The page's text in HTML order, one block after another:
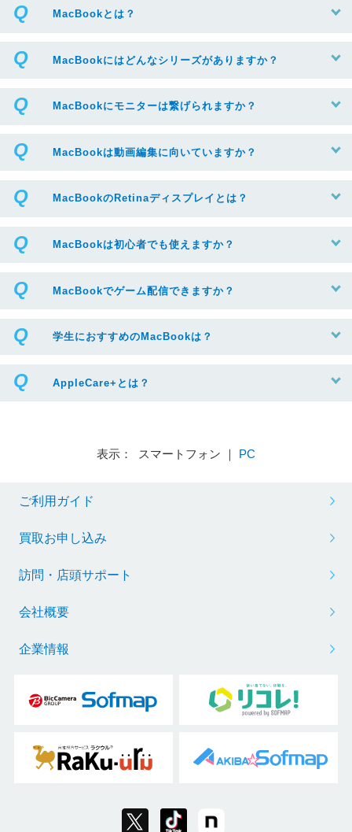
MacBookとは？
MacBookにはどんなシリーズがありますか？
MacBookにモニターは繋げられますか？
MacBookは動画編集に向いていますか？
MacBookのRetinaディスプレイとは？
MacBookは初心者でも使えますか？
MacBookでゲーム配信できますか？
学生におすすめのMacBookは？
AppleCare+とは？
表示： スマートフォン ｜ PC
ご利用ガイド
買取お申し込み
訪問・店頭サポート
会社概要
企業情報